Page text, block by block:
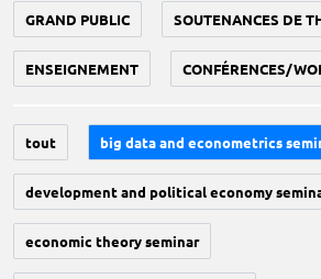
GRAND PUBLIC SOUTENANCES DE
ENSEIGNEMENT CONFÉRENCES/
tout big data and econometrics
development and political economy
economic theory seminar